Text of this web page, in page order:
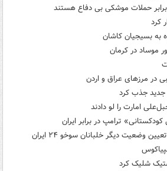
حملات موشکی بی دفاع هستند
کرد
به بسیجیان کاشان
در مرزهای عراق و اردن
امارت را لو دادند
ترامپ در برابر ایران
وضعیت دیگر خلبانان سوخو ۲۴ ایران
شلیک کرد